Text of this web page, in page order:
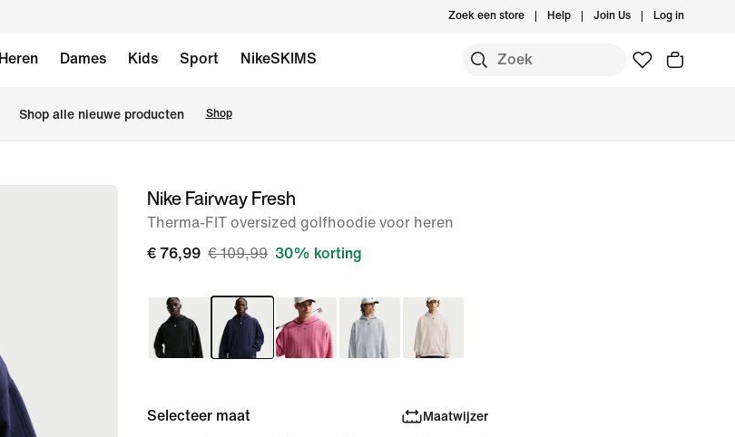
Zoek een store Help Join Us Log in
Heren Dames Kids Sport NikeSKIMS
Shop alle nieuwe producten Shop
afbeelding
Nike Fairway Fresh
Therma-FIT oversized golfhoodie voor heren
€ 76,99 € 109,99 30% korting
Selecteer maat Maatwijzer